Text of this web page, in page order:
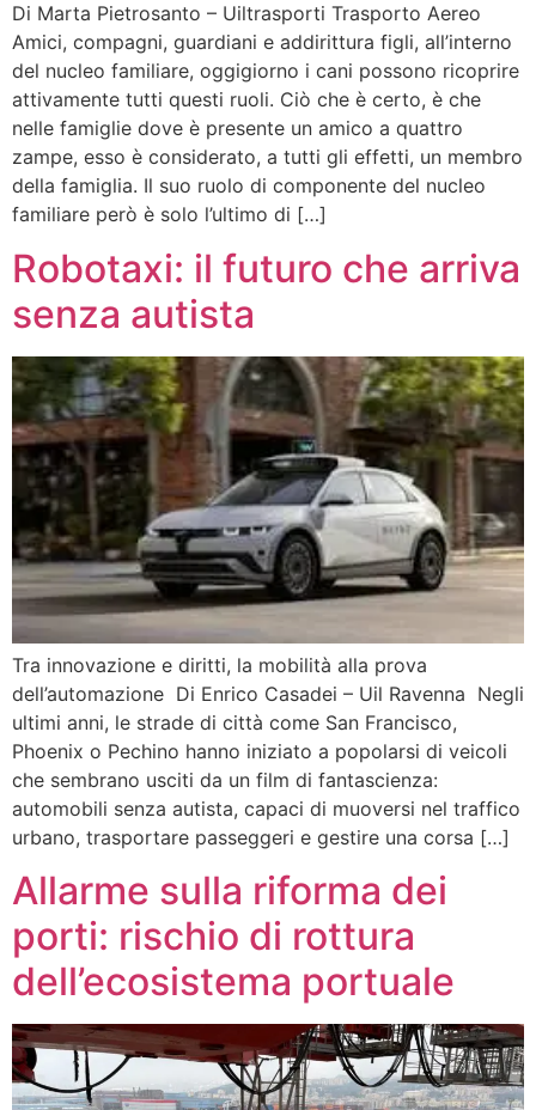
Di Marta Pietrosanto – Uiltrasporti Trasporto Aereo
Amici, compagni, guardiani e addirittura figli, all’interno
del nucleo familiare, oggigiorno i cani possono ricoprire
attivamente tutti questi ruoli. Ciò che è certo, è che
nelle famiglie dove è presente un amico a quattro
zampe, esso è considerato, a tutti gli effetti, un membro
della famiglia. Il suo ruolo di componente del nucleo
familiare però è solo l’ultimo di […]
Robotaxi: il futuro che arriva
senza autista
Tra innovazione e diritti, la mobilità alla prova
dell’automazione Di Enrico Casadei – Uil Ravenna Negli
ultimi anni, le strade di città come San Francisco,
Phoenix o Pechino hanno iniziato a popolarsi di veicoli
che sembrano usciti da un film di fantascienza:
automobili senza autista, capaci di muoversi nel traffico
urbano, trasportare passeggeri e gestire una corsa […]
Allarme sulla riforma dei
porti: rischio di rottura
dell’ecosistema portuale